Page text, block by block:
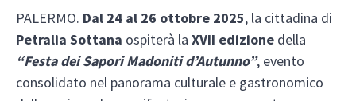
PALERMO. Dal 24 al 26 ottobre 2025, la cittadina di
Petralia Sottana ospiterà la XVII edizione della
“Festa dei Sapori Madoniti d’Autunno”, evento
consolidato nel panorama culturale e gastronomico